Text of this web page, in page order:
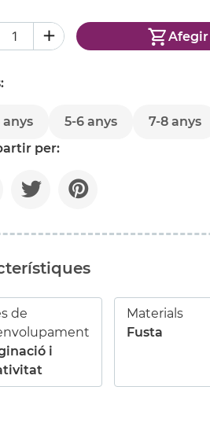
Afegir
anys 5-6 anys 7-8 anys
per:
de
i
Materials
Fusta